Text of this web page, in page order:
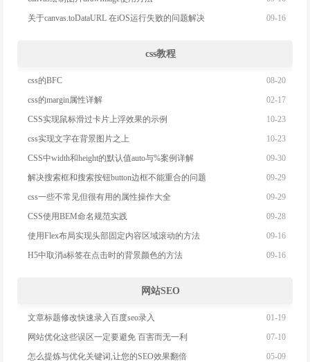
关于canvas.toDataURL 在iOS运行失败的问题解决 09-16
css教程
css的BFC 08-20
css的margin属性详解 02-17
CSS实现鼠标滑过卡片上浮效果的示例 10-23
css实现文字在背景图片之上 10-23
CSS中width和height的默认值auto与%案例详解 09-30
解决搜索框和搜索按钮button边框不能重合的问题 09-29
css一些不常见但很有用的属性操作大全 09-29
CSS使用BEM命名规范实践 09-28
使用Flex布局实现头部固定内容区域滚动的方法 09-16
H5中取消a标签在点击时的背景颜色的方法 09-16
网站SEO
文章标题修改快速录入百度seo录入 01-19
网站优化这些误区一定要避免 百害而无一利 07-10
怎么提炼与优化关键词,让您的SEO效果翻倍 05-09